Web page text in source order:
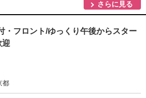
さらに見る
・フロント/ゆっくり午後からスター
迎
都